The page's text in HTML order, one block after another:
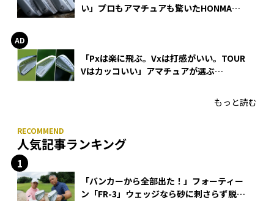
い」プロもアマチュアも驚いたHONMA
「Pxは楽に飛ぶ。Vxは打感がいい。TOUR
Vはカッコいい」アマチュアが選ぶ
もっと読む
人気記事ランキング
「バンカーから全部出た！」フォーティー
ン「FR-3」ウェッジなら砂に刺さらず脱出